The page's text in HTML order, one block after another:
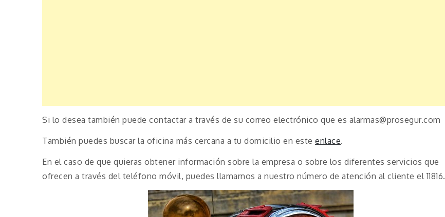
Si lo desea también puede contactar a través de su correo electrónico que es alarmas@prosegur.com
También puedes buscar la oficina más cercana a tu domicilio en este enlace.
En el caso de que quieras obtener información sobre la empresa o sobre los diferentes servicios que
ofrecen a través del teléfono móvil, puedes llamarnos a nuestro número de atención al cliente el 11816.